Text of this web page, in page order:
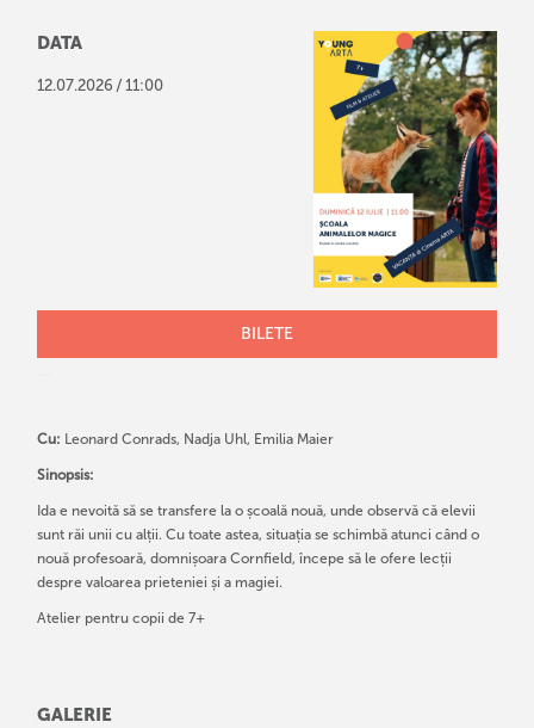
DATA
12.07.2026 / 11:00
BILETE
Cu: Leonard Conrads, Nadja Uhl, Emilia Maier
Sinopsis:
Ida e nevoită să se transfere la o școală nouă, unde observă că elevii
sunt răi unii cu alții. Cu toate astea, situația se schimbă atunci când o
nouă profesoară, domnișoara Cornfield, începe să le ofere lecții
despre valoarea prieteniei și a magiei.
Atelier pentru copii de 7+
GALERIE